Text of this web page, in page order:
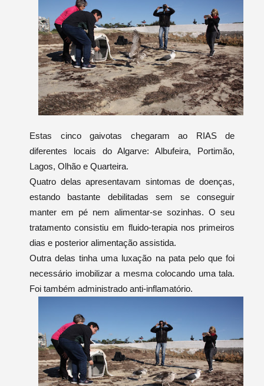
Estas cinco gaivotas chegaram ao RIAS de
diferentes locais do Algarve: Albufeira, Portimão,
Lagos, Olhão e Quarteira.
Quatro delas apresentavam sintomas de doenças,
estando bastante debilitadas sem se conseguir
manter em pé nem alimentar-se sozinhas. O seu
tratamento consistiu em fluido-terapia nos primeiros
dias e posterior alimentação assistida.
Outra delas tinha uma luxação na pata pelo que foi
necessário imobilizar a mesma colocando uma tala.
Foi também administrado anti-inflamatório.